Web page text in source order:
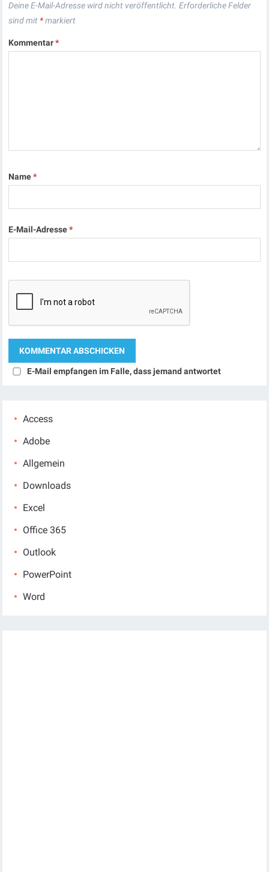
Deine E-Mail-Adresse wird nicht veröffentlicht. Erforderliche Felder
sind mit *markiert
Kommentar*
Name*
E-Mail-Adresse*
E-Mail empfangen im Falle, dass jemand antwortet
Access
Adobe
Allgemein
Downloads
Excel
Office 365
Outlook
PowerPoint
Word